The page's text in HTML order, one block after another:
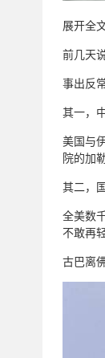
展开全
前几天
事出反
其一，
美国与
院的加
其二，
全美数
不敢再
古巴离